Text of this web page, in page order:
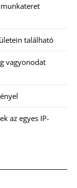
található
vagyonodat
az egyes IP-